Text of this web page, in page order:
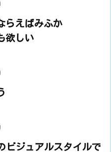
らえばみふか
欲しい
ビジュアルスタイルで